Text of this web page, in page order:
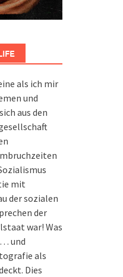
als ich mir
und
aus den
mit
der sozialen
der
war! Was
und
als
Dies